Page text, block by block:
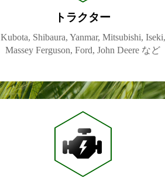
トラクター
Kubota, Shibaura, Yanmar, Mitsubishi, Iseki,
Massey Ferguson, Ford, John Deere など